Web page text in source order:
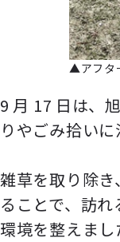
▲アフタ
9 月 17 日は、
りやごみ拾いに
雑草を取り除
ることで、訪
環境を整えまし